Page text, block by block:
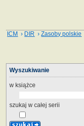
ICM › DIR ›Zasoby polskie
Wyszukiwanie
w książce
szukaj w całej serii